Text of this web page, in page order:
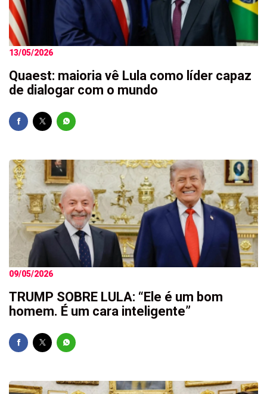
13/05/2026
Quaest: maioria vê Lula como líder capaz
de dialogar com o mundo
09/05/2026
TRUMP SOBRE LULA: “Ele é um bom
homem. É um cara inteligente”